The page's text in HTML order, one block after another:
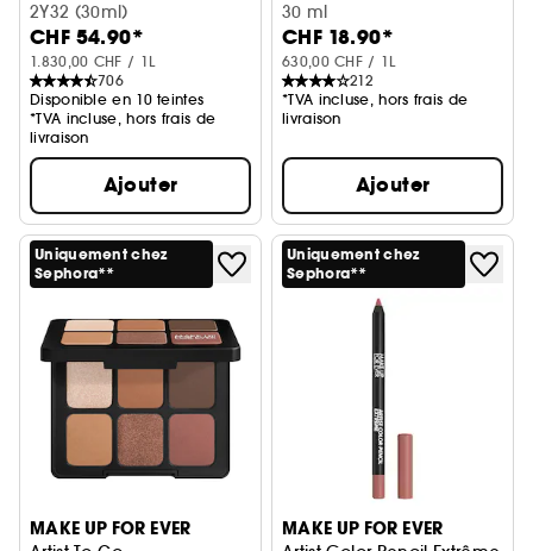
imperceptible, éclat &
hydratation
2Y32 (30ml)
CHF 54.90*
1.830,00 CHF / 1L
706
Disponible en 10 teintes
*TVA incluse, hors frais de
livraison
Ajouter
30 ml
CHF 18.90*
630,00 CHF / 1L
212
*TVA incluse, hors frais de
livraison
Ajouter
Uniquement chez
Sephora**
MAKE UP FOR EVER
Uniquement chez
Sephora**
MAKE UP FOR EVER